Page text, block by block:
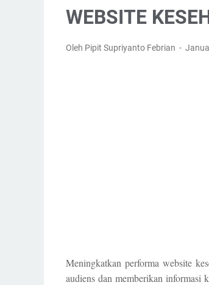
WEBSITE
Oleh Pipit Supriyanto Febrian
Meningkatkan performa website
audiens dan memberikan informasi